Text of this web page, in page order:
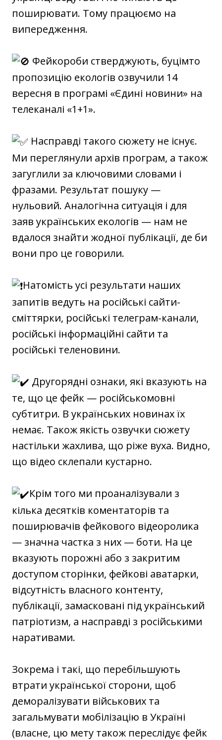
поширювати. Тому працюємо на
випередження.
Фейкороби стверджують, буцімто
пропозицію екологів озвучили 14
вересня в програмі «Єдині новини» на
телеканалі «1+1».
Насправді такого сюжету не існує.
Ми переглянули архів програм, а також
загуглили за ключовими словами і
фразами. Результат пошуку —
нульовий. Аналогічна ситуація і для
заяв українських екологів — нам не
вдалося знайти жодної публікації, де би
вони про це говорили.
Натомість усі результати наших
запитів ведуть на російські сайти-
сміттярки, російські телеграм-канали,
російські інформаційні сайти та
російські теленовини.
Другорядні ознаки, які вказують на
те, що це фейк — російськомовні
субтитри. В українських новинах їх
немає. Також якість озвучки сюжету
настільки жахлива, що ріже вуха. Видно,
що відео склепали кустарно.
Крім того ми проаналізували з
кілька десятків коментаторів та
поширювачів фейкового відеоролика
— значна частка з них — боти. На це
вказують порожні або з закритим
доступом сторінки, фейкові аватарки,
відсутність власного контенту,
публікації, замасковані під український
патріотизм, а насправді з російськими
наративами.
Зокрема і такі, що перебільшують
втрати української сторони, щоб
деморалізувати військових та
загальмувати мобілізацію в Україні
(власне, цю мету також переслідує фейк